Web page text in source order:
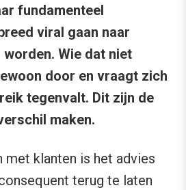
fundamenteel
viral gaan naar
Wie dat niet
door en vraagt zich
tegenvalt. Dit zijn de
maken.
met klanten is het advies
terug te laten